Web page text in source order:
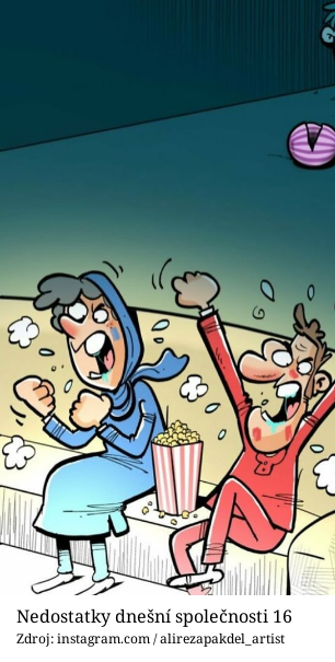
Nedostatky dnešní společnosti 16
Zdroj: instagram.com / alirezapakdel_artist